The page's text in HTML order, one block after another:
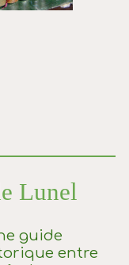
Lunel
guide
entre